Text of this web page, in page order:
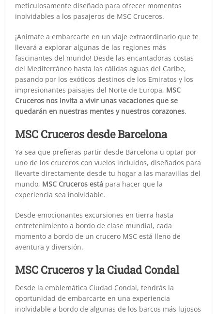
meticulosamente diseñado para ofrecer momentos
inolvidables a los pasajeros de MSC Cruceros.
¡Anímate a embarcarteen un viaje extraordinario que te
llevará a explorar algunas de las regiones más
fascinantes del mundo! Desde las encantadoras costas
del Mediterráneo hasta las cálidas aguas del Caribe,
pasando por los exóticos destinos de los Emiratos y los
impresionantes paisajes del Norte de Europa, MSC
Cruceros nos invita a vivir unas vacaciones que se
quedarán en nuestras mentes y nuestros corazones.
MSC Cruceros desde Barcelona
Ya sea que prefieras partir desde Barcelona u optar por
uno de los cruceros con vuelos incluidos, diseñados para
llevarte directamente desde tu hogar a las maravillas del
mundo, MSC Cruceros está para hacer que la
experiencia sea inolvidable.
Desde emocionantes excursiones en tierra hasta
entretenimiento a bordo de clase mundial, cada
momento a bordo de un crucero MSC está lleno de
aventura y diversión.
MSC Cruceros y la Ciudad Condal
Desde la emblemática Ciudad Condal, tendrás la
oportunidad de embarcarte en una experiencia
inolvidable a bordo de algunas de los barcos más lujosos